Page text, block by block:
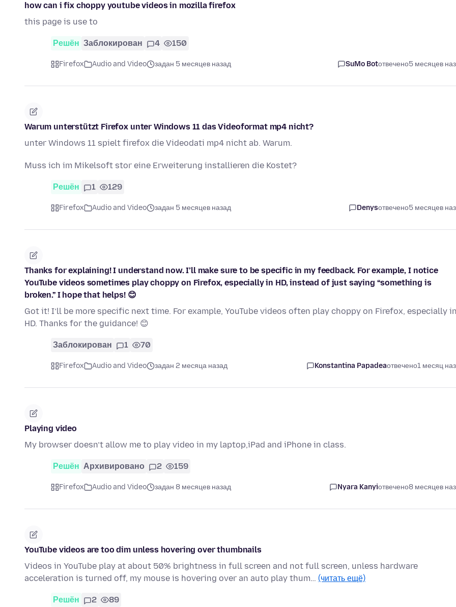
how can i fix choppy youtube videos in mozilla firefox
this page is use to
Решён Заблокирован 4 150
Firefox Audio and Video задан 5 месяцев назад SuMo Botотвечено5 месяцев
Warum unterstützt Firefox unter Windows 11 das Videoformat mp4 nicht?
unter Windows 11 spielt firefox die Videodati mp4 nicht ab. Warum.
Muss ich im Mikelsoft stor eine Erweiterung installieren die Kostet?
Решён 1 129
Firefox Audio and Video задан 5 месяцев назад Denysотвечено5 месяцев
Thanks for explaining! I understand now. I’ll make sure to be specific in my feedback. For example, I notice
YouTube videos sometimes play choppy on Firefox, especially in HD, instead of just saying “something is
broken.” I hope that helps! 😊
Got it! I’ll be more specific next time. For example, YouTube videos often play choppy on Firefox, especially in
HD. Thanks for the guidance! 😊
Заблокирован 1 70
Firefox Audio and Video задан 2 месяца назад Konstantina Papadeaотвечено1 месяц
Playing video
My browser doesn’t allow me to play video in my laptop,iPad and iPhone in class.
Решён Архивировано 2 159
Firefox Audio and Video задан 8 месяцев назад Nyara Kanyiотвечено8 месяцев
YouTube videos are too dim unless hovering over thumbnails
Videos in YouTube play at about 50% brightness in full screen and not full screen, unless hardware
acceleration is turned off, my mouse is hovering over an auto play thum… (читать ещё)
Решён 2 89